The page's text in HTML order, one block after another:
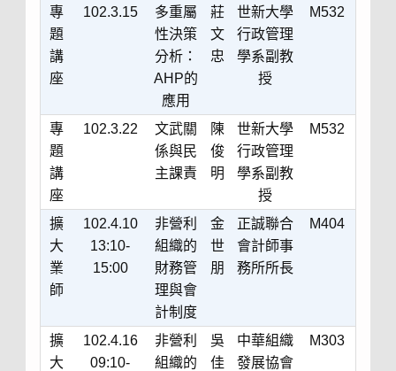
專
題
講
座
102.3.15
多重屬
性決策
分析：
AHP的
應用
莊
文
忠
世新大學
行政管理
學系副教
授
M532
專
題
講
座
102.3.22
文武關
係與民
主課責
陳
俊
明
世新大學
行政管理
學系副教
授
M532
擴
大
業
師
102.4.10
13:10-
15:00
非營利
組織的
財務管
理與會
計制度
金
世
朋
正誠聯合
會計師事
務所所長
M404
擴
大
102.4.16
09:10-
非營利
組織的
吳
佳
中華組織
發展協會
M303